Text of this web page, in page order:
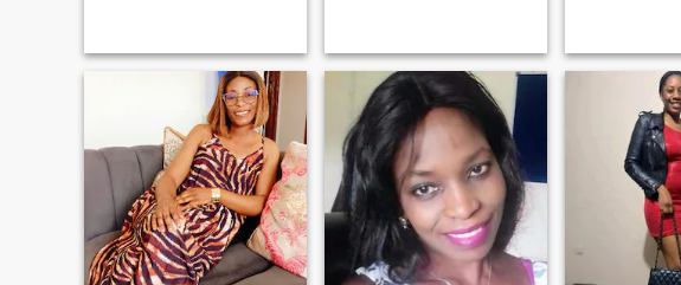
sondern Liebe. Ich Suche
einen Mann, der
gleichermaßen nach einem
Lebenspartner sucht. Wenn
Sie das Gefühl haben, dass
meine Kinder eine Last sind,
gehen Sie bitte vorbei, weil
ich nicht hier bin, um Sie zu
belasten, weil jemand
anderes für sie
verantwortlich ist. Ich bin
bereit, umzuziehen oder Sie
hier in Sambia zu haben.
Nacktfiguren willst, wirst du
sie bei mir nicht finden.
Nacktvideos Ich werde nicht
da sein noch werde ich dich
um Geld bitten.
remembering
something t